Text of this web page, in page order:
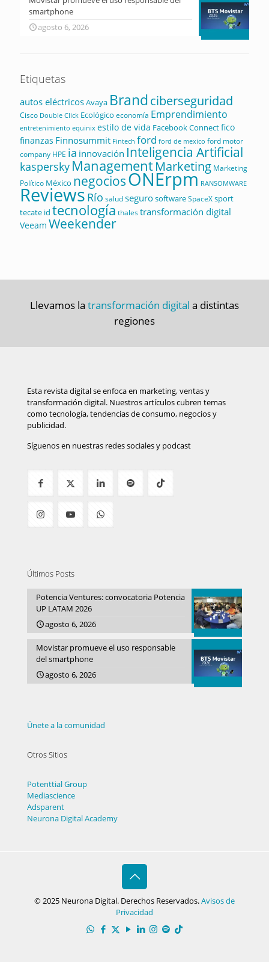
smartphone
agosto 6, 2026
Etiquetas
autos eléctricosAvaya Brandciberseguridad
Cisco Double Click Ecológico economía Emprendimiento
entretenimiento equinix estilo de vida Facebook Connectfico
finanzas Finnosummit Fintech ford ford de mexico ford motor
company HPE ia innovación Inteligencia Artificial
kaspersky ManagementMarketing Marketing
Político México negociosONErpm RANSOMWARE
Reviews Río saludsegurosoftwareSpaceXsport
tecate id tecnología thalestransformación digital
Veeam Weekender
Llevamos la transformación digital a distintas
regiones
Esta revista digital se enfoca en marketing, ventas y
transformación digital. Nuestros artículos cubren temas
como tecnología, tendencias de consumo, negocios y
publicidad.
Síguenos en nuestras redes sociales y podcast
Últimos Posts
Potencia Ventures: convocatoria Potencia
UP LATAM 2026
agosto 6, 2026
Movistar promueve el uso responsable
del smartphone
agosto 6, 2026
Únete a la comunidad
Otros Sitios
Potenttial Group
Mediascience
Adsparent
Neurona Digital Academy
© 2025 Neurona Digital. Derechos Reservados.Avisos de
Privacidad